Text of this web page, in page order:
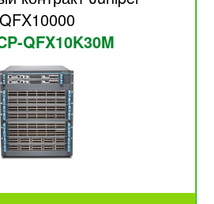
QFX10000
QFX10K30M